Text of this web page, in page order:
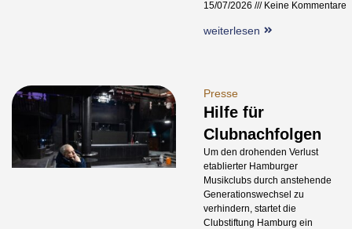
15/07/2026 Keine Kommentare
weiterlesen
Presse
Hilfe für
Clubnachfolgen
Um den drohenden Verlust
etablierter Hamburger
Musikclubs durch anstehende
Generationswechsel zu
verhindern, startet die
Clubstiftung Hamburg ein